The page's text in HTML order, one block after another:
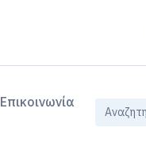
Επικοινωνία